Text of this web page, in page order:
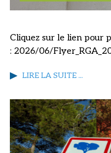
Cliquez sur le lien pour
: 2026/06/
LIRE LA SUITE ...